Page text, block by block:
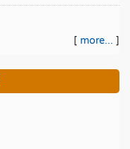
[ more... ]